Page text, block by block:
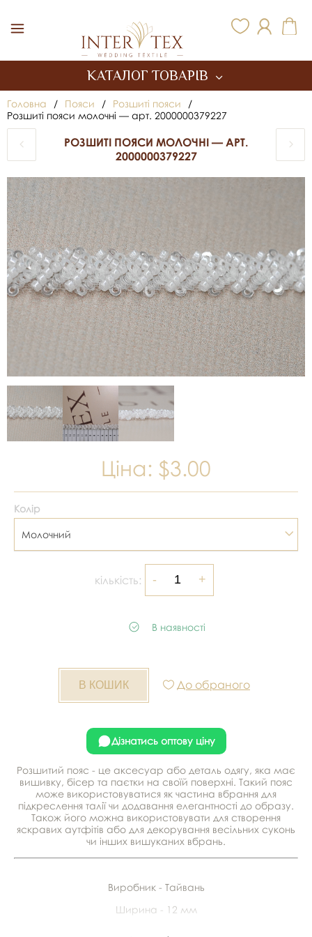
КАТАЛОГ ТОВАРІВ
Головна / Пояси / Розшиті пояси
/
Розшиті пояси молочні — арт. 2000000379227
РОЗШИТІ ПОЯСИ МОЛОЧНІ — АРТ.
2000000379227
Ціна: $3.00
Колір
Молочний
кількість:
В наявності
До обраного
Дізнатись оптову ціну
Розшитий пояс - це аксесуар або деталь одягу, яка має
вишивку, бісер та паєтки на своїй поверхні. Такий пояс
може використовуватися як частина вбрання для
підкреслення талії чи додавання елегантності до образу.
Також його можна використовувати для створення
яскравих аутфітів або для декорування весільних суконь
чи інших вишуканих вбрань.
Виробник - Тайвань
Ширина - 12 мм